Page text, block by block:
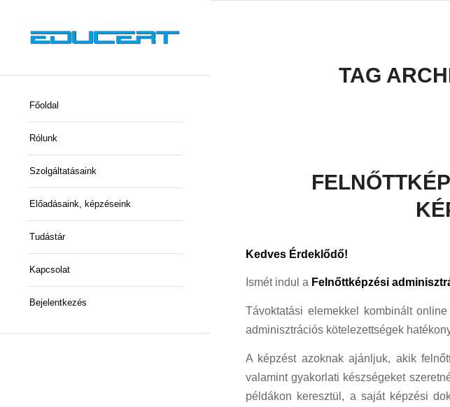
Főoldal
Rólunk
Szolgáltatásaink
Előadásaink, képzéseink
Tudástár
Kapcsolat
Bejelentkezés
TAG
Kedves Érdeklődő!
Ismét indul a Felnőttképzési
Távoktatási elemekkel kombinált
adminisztrációs kötelezettségek
A képzést azoknak ajánljuk, akik
valamint gyakorlati készségeket
példákon keresztül, a saját képzési